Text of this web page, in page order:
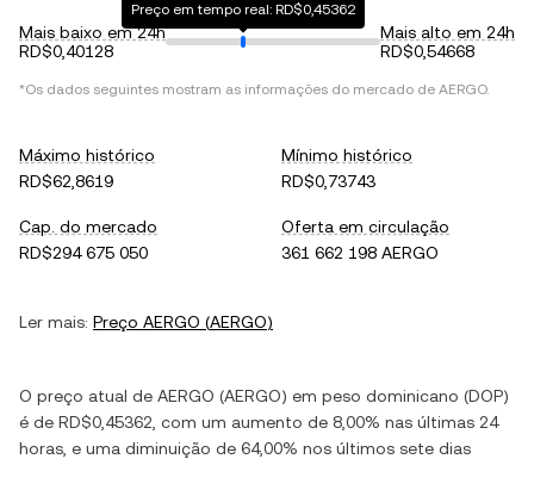
Mais baixo em 24h
RD$0,40128
Preço em tempo real: RD$0,45362
Mais alto em 24h
RD$0,54668
*Os dados seguintes mostram as informações do mercado de AERGO.
Máximo histórico
RD$62,8619
Mínimo histórico
RD$0,73743
Cap. do mercado
RD$294 675 050
Oferta em circulação
361 662 198 AERGO
Ler mais: Preço AERGO (AERGO)
O preço atual de AERGO (AERGO) em peso dominicano (DOP)
é de RD$0,45362 , com um aumento de 8,00% nas últimas 24
horas, e uma diminuição de 64,00% nos últimos sete dias